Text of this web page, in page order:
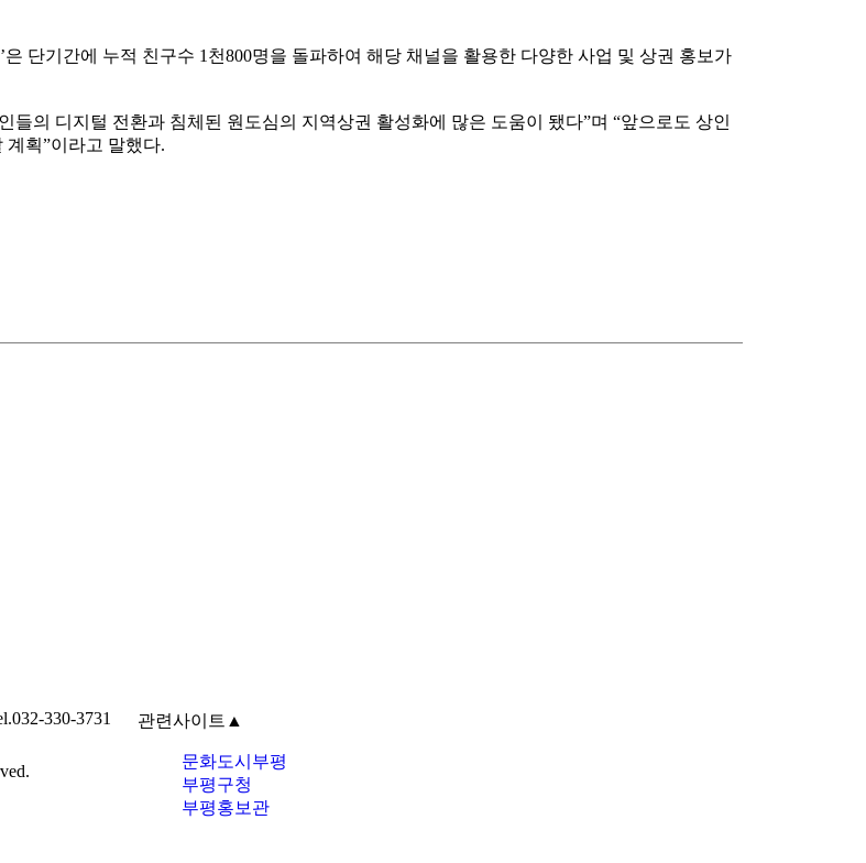
단기간에 누적 친구수 1천800명을 돌파하여 해당 채널을 활용한 다양한 사업 및 상권 홍보가
의 디지털 전환과 침체된 원도심의 지역상권 활성화에 많은 도움이 됐다”며 “앞으로도 상인
획”이라고 말했다.
330-3731
관련사이트 ▲
문화도시부평
부평구청
부평홍보관